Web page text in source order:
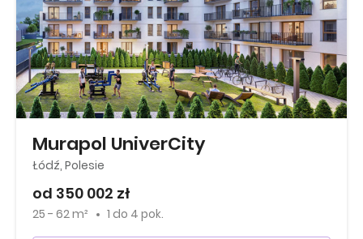
Murapol UniverCity
Łódź, Polesie
od 350 002 zł
25 - 62 m² 1 do 4 pok.